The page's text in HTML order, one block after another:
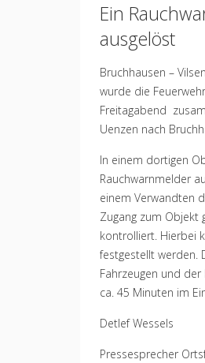
Ein
ausgelöst
Bruchhausen –
wurde die
Freitagabend
Uenzen nach
In einem dortigen
Rauchwarnmelder
einem Verwandten
Zugang zum Objekt
kontrolliert. Hierbei
festgestellt werden.
Fahrzeugen und
ca. 45 Minuten im
Detlef Wessels
Pressesprecher